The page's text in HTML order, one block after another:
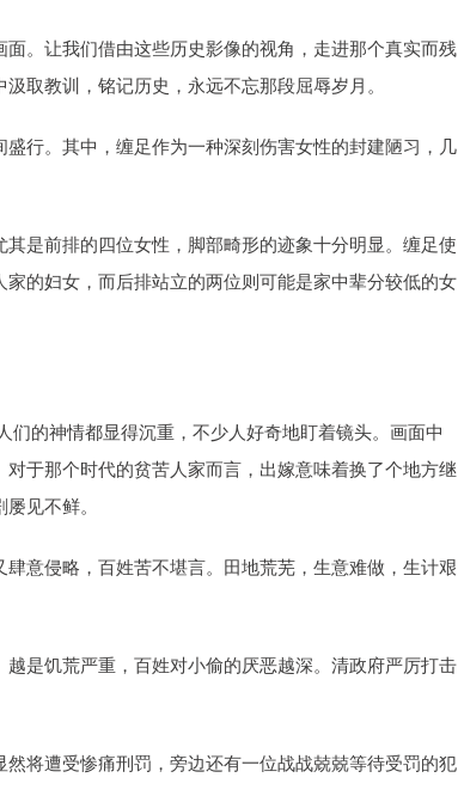
。让我们借由这些历史影像的视角，走进那个真实而残
取教训，铭记历史，永远不忘那段屈辱岁月。
行。其中，缠足作为一种深刻伤害女性的封建陋习，几
是前排的四位女性，脚部畸形的迹象十分明显。缠足使
的妇女，而后排站立的两位则可能是家中辈分较低的女
的神情都显得沉重，不少人好奇地盯着镜头。画面中
于那个时代的贫苦人家而言，出嫁意味着换了个地方继
见不鲜。
意侵略，百姓苦不堪言。田地荒芜，生意难做，生计艰
是饥荒严重，百姓对小偷的厌恶越深。清政府严厉打击
将遭受惨痛刑罚，旁边还有一位战战兢兢等待受罚的犯